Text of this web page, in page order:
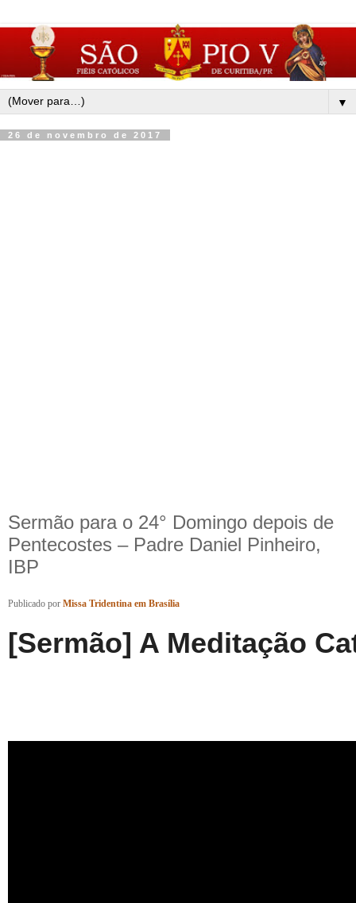
▼
26 de novembro de 2017
Sermão para o 24° Domingo depois de
Pentecostes – Padre Daniel Pinheiro,
IBP
[Sermão] A Meditação
Publicado por Missa Tridentina em Brasília